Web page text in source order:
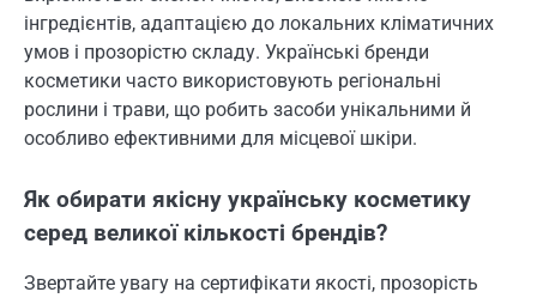
інгредієнтів, адаптацією до локальних кліматичних
умов і прозорістю складу. Українські бренди
косметики часто використовують регіональні
рослини і трави, що робить засоби унікальними й
особливо ефективними для місцевої шкіри.
Як обирати якісну українську косметику
серед великої кількості брендів?
Звертайте увагу на сертифікати якості, прозорість